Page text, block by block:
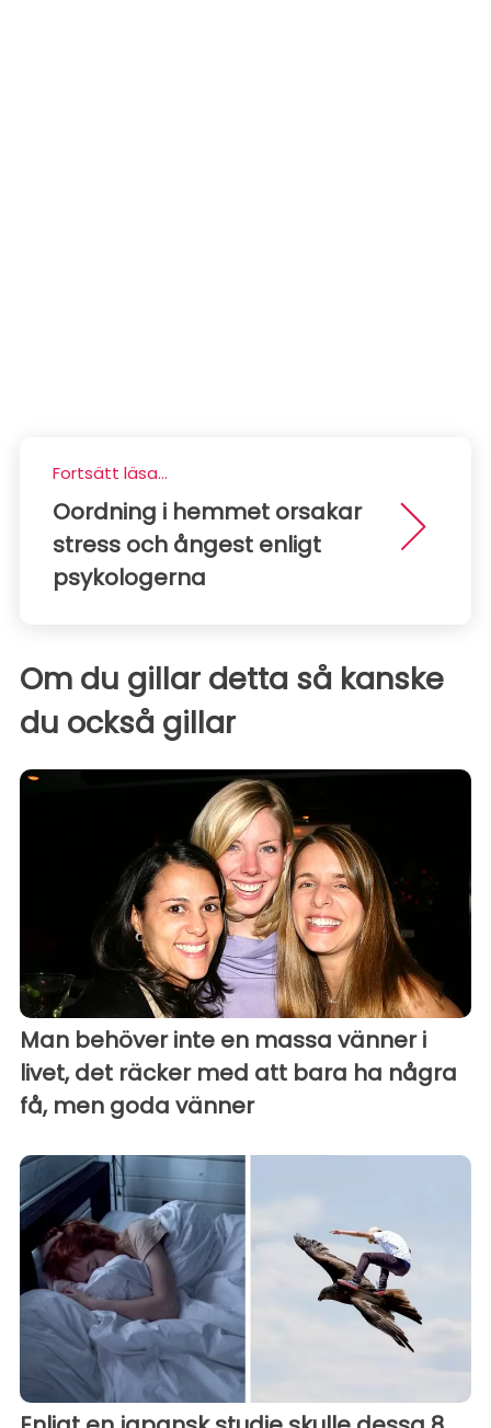
Fortsätt läsa...
Oordning i hemmet orsakar
stress och ångest enligt
psykologerna
Om du gillar detta så kanske
du också gillar
Man behöver inte en massa vänner i
livet, det räcker med att bara ha några
få, men goda vänner